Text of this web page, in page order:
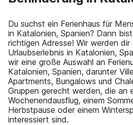
Du suchst ein Ferienhaus für
in Katalonien, Spanien? Dann
richtigen Adresse! Wir werden dir
Urlaubserlebnis in Katalonien,
wir eine große Auswahl an
Katalonien, Spanien, darunter
Apartments, Bungalows und
Gruppen gerecht werden, die an
Wochenendausflug, einem
Herbstpause oder einem
interessiert sind.